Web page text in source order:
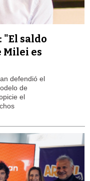
"El saldo
Milei es
defendió el
de
el